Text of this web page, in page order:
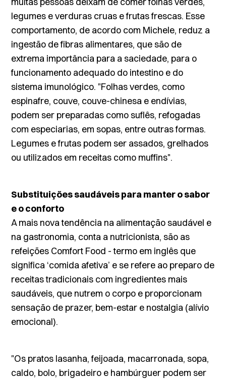
legumes e verduras cruas e frutas frescas. Esse
comportamento, de acordo com Michele, reduz a
ingestão de fibras alimentares, que são de
extrema importância para a saciedade, para o
funcionamento adequado do intestino e do
sistema imunológico. "Folhas verdes, como
espinafre, couve, couve-chinesa e endívias,
podem ser preparadas como suflês, refogadas
com especiarias, em sopas, entre outras formas.
Legumes e frutas podem ser assados, grelhados
ou utilizados em receitas como muffins".
Substituições saudáveis para manter o sabor
e o conforto
A mais nova tendência na alimentação saudável e
na gastronomia, conta a nutricionista, são as
refeições Comfort Food - termo em inglês que
significa ‘comida afetiva’ e se refere ao preparo de
receitas tradicionais com ingredientes mais
saudáveis, que nutrem o corpo e proporcionam
sensação de prazer, bem-estar e nostalgia (alívio
emocional).
"Os pratos lasanha, feijoada, macarronada, sopa,
caldo, bolo, brigadeiro e hambúrguer podem ser